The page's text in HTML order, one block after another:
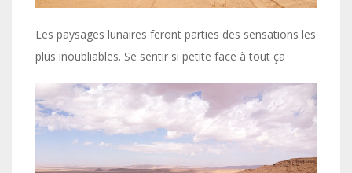
Les paysages lunaires feront parties des sensations les
plus inoubliables. Se sentir si petite face à tout ça